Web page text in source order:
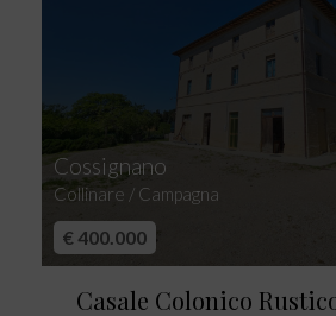
Cossignano
Collinare / Campagna
€ 400.000
Casale Colonico